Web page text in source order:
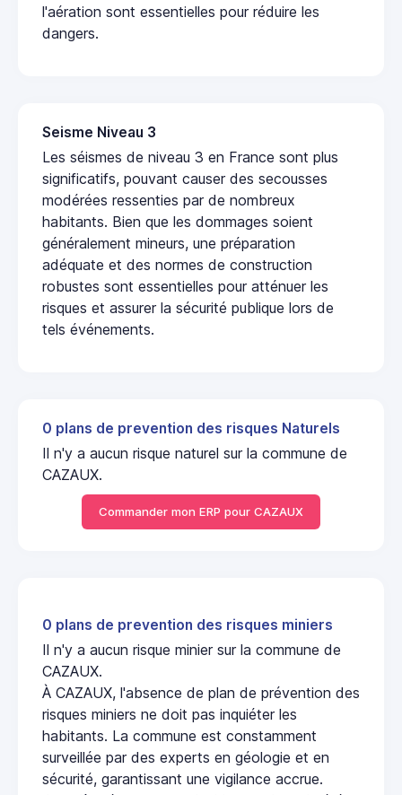
l'aération sont essentielles pour réduire les
dangers.
Seisme Niveau 3
Les séismes de niveau 3 en France sont plus
significatifs, pouvant causer des secousses
modérées ressenties par de nombreux
habitants. Bien que les dommages soient
généralement mineurs, une préparation
adéquate et des normes de construction
robustes sont essentielles pour atténuer les
risques et assurer la sécurité publique lors de
tels événements.
0 plans de prevention des risques Naturels
Il n'y a aucun risque naturel sur la commune de
CAZAUX.
Commander mon ERP pour CAZAUX
0 plans de prevention des risques miniers
Il n'y a aucun risque minier sur la commune de
CAZAUX.
À CAZAUX, l'absence de plan de prévention des
risques miniers ne doit pas inquiéter les
habitants. La commune est constamment
surveillée par des experts en géologie et en
sécurité, garantissant une vigilance accrue.